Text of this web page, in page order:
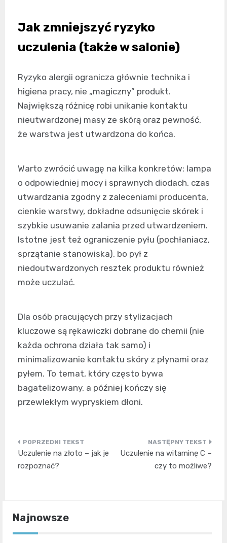
Jak zmniejszyć ryzyko
uczulenia (także w salonie)
Ryzyko alergii ogranicza głównie technika i
higiena pracy, nie „magiczny” produkt.
Największą różnicę robi unikanie kontaktu
nieutwardzonej masy ze skórą oraz pewność,
że warstwa jest utwardzona do końca.
Warto zwrócić uwagę na kilka konkretów: lampa
o odpowiedniej mocy i sprawnych diodach, czas
utwardzania zgodny z zaleceniami producenta,
cienkie warstwy, dokładne odsunięcie skórek i
szybkie usuwanie zalania przed utwardzeniem.
Istotne jest też ograniczenie pyłu (pochłaniacz,
sprzątanie stanowiska), bo pył z
niedoutwardzonych resztek produktu również
może uczulać.
Dla osób pracujących przy stylizacjach
kluczowe są rękawiczki dobrane do chemii (nie
każda ochrona działa tak samo) i
minimalizowanie kontaktu skóry z płynami oraz
pyłem. To temat, który często bywa
bagatelizowany, a później kończy się
przewlekłym wypryskiem dłoni.
Nawigacja
wpisu
Uczulenie na złoto – jak je
rozpoznać?
Uczulenie na witaminę C –
czy to możliwe?
Najnowsze